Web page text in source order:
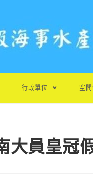
行政單位 空
大員皇